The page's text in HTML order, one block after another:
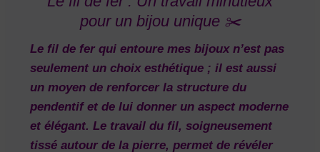
pour un bijou unique ✂️
Le fil de fer qui entoure mes bijoux n’est pas
seulement un choix esthétique ; il est aussi
un moyen de renforcer la structure du
pendentif et de lui donner un aspect moderne
et élégant. Le travail du fil, soigneusement
tissé autour de la pierre, permet de révéler